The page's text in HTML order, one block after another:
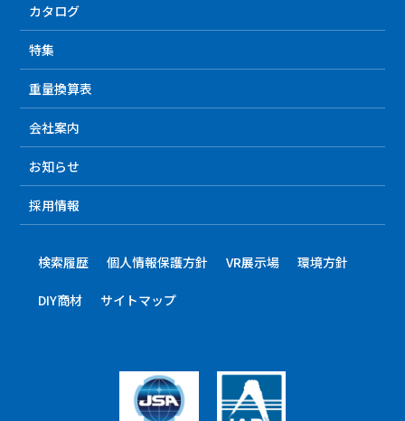
カタログ
特集
重量換算表
会社案内
お知らせ
採用情報
検索履歴 個人情報保護方針 VR展示場 環境方針
DIY商材 サイトマップ